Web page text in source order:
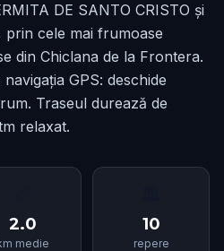
DE SANTO CRISTO și
prin cele mai frumoase
din Chiclana de la Frontera.
GPS: deschide
Traseul durează de
relaxat.
2.0
medie
10
repere